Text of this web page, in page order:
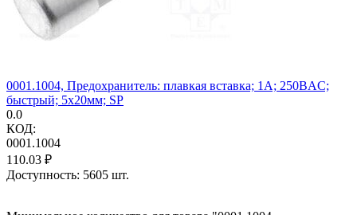
0001.1004, Предохранитель: плавкая вставка; 1А; 250ВAC;
быстрый; 5x20мм; SP
0.0
КОД:
0001.1004
110.03 ₽
Доступность: 5605 шт.